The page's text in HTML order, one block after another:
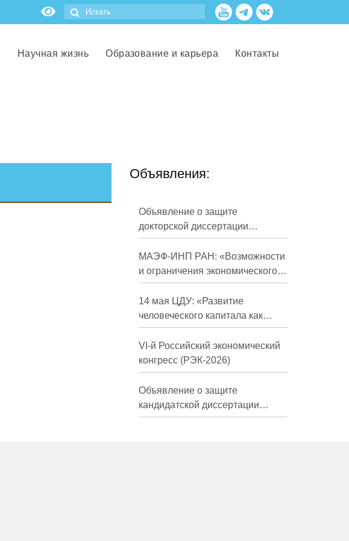
Научная жизнь Образование и карьера Контакты
Объявления:
Объявление о защите
докторской диссертации
Кузнецова Михаила
Евгеньевича
МАЭФ-ИНП РАН: «Возможности
и ограничения экономического
развития России в средне- и
долгосрочной перспективе»
14 мая ЦДУ: «Развитие
человеческого капитала как
фактор экономического роста»
VI-й Российский экономический
конгресс (РЭК-2026)
Объявление о защите
кандидатской диссертации
Трындиной Николь Сергеевны